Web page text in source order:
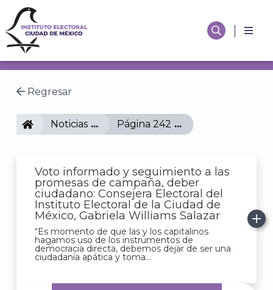
Regresar
IECMNoticias Página 242
Voto informado y seguimiento a las
promesas de campaña, deber
ciudadano: Consejera Electoral del
Instituto Electoral de la Ciudad de
México, Gabriela Williams Salazar
“Es momento de que las y los capitalinos
hagamos uso de los instrumentos de
democracia directa, debemos dejar de ser una
ciudadanía apática y toma...